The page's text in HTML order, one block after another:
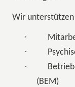
Wir unterstützen
·
·
·
(BEM)